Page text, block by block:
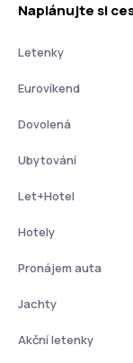
Naplánujte si
Letenky
Eurovíkend
Dovolená
Ubytování
Let+Hotel
Hotely
Pronájem auta
Jachty
Akční letenky